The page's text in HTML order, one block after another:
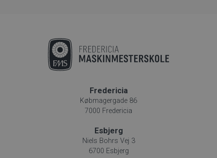
Fredericia
Købmagergade 86
7000 Fredericia
Esbjerg
Niels Bohrs Vej 3
6700 Esbjerg